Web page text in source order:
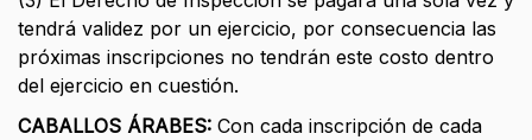
tendrá validez por un ejercicio, por consecuencia las
próximas inscripciones no tendrán este costo dentro
del ejercicio en cuestión.
CABALLOS ÁRABES: Con cada inscripción de cada